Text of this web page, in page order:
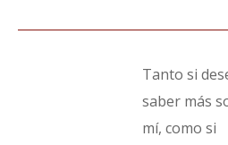
Tanto si
saber más
mí, como si